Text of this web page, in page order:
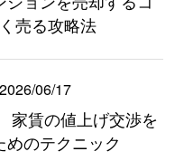
売る攻略法
2026/06/17
家賃の値上げ交渉を
のテクニック